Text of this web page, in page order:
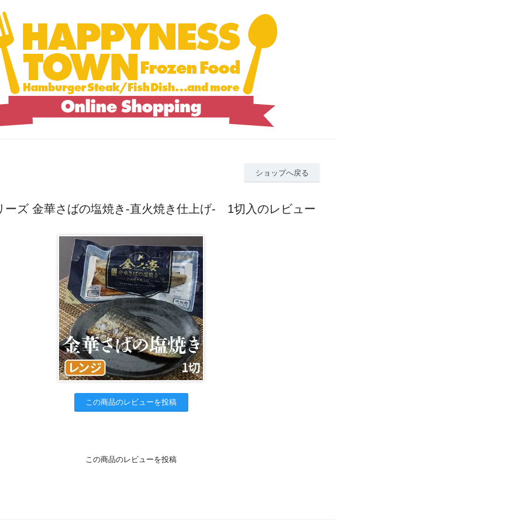
ショップへ戻る
ーズ 金華さばの塩焼き-直火焼き仕上げ- 1切入のレビュー
この商品のレビューを投稿
この商品のレビューを投稿